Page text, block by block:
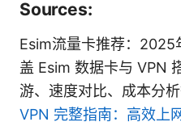
Sources:
Esim流量卡推荐：2025
盖 Esim 数据卡与 VPN
游、速度对比、成本分
VPN 完整指南：高效上